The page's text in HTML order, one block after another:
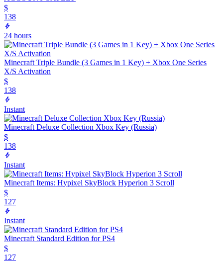
$
138
24 hours
Minecraft Triple Bundle (3 Games in 1 Key) + Xbox One Series
X/S Activation
$
138
Instant
Minecraft Deluxe Collection Xbox Key (Russia)
$
138
Instant
Minecraft Items: Hypixel SkyBlock Hyperion 3 Scroll
$
127
Instant
Minecraft Standard Edition for PS4
$
127